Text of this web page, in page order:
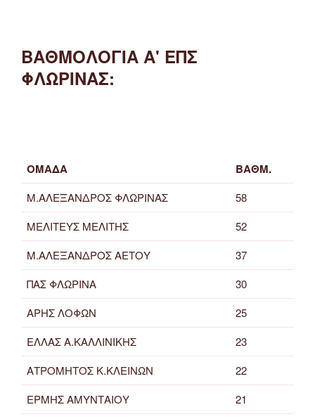
ΒΑΘΜΟΛΟΓΙΑ Α' ΕΠΣ
ΦΛΩΡΙΝΑΣ:
ΟΜΑΔΑ ΒΑΘΜ.
Μ.ΑΛΕΞΑΝΔΡΟΣ ΦΛΩΡΙΝΑΣ
58
ΜΕΛΙΤΕΥΣ ΜΕΛΙΤΗΣ
52
Μ.ΑΛΕΞΑΝΔΡΟΣ ΑΕΤΟΥ
37
ΠΑΣ ΦΛΩΡΙΝΑ
30
ΑΡΗΣ ΛΟΦΩΝ
25
ΕΛΛΑΣ Α.ΚΑΛΛΙΝΙΚΗΣ
23
ΑΤΡΟΜΗΤΟΣ Κ.ΚΛΕΙΝΩΝ
22
ΕΡΜΗΣ ΑΜΥΝΤΑΙΟΥ
21